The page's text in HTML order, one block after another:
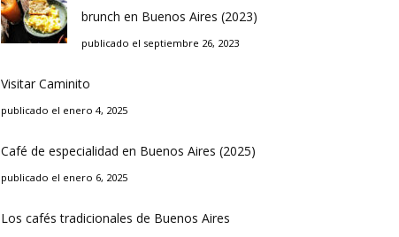
brunch en Buenos Aires (2023)
publicado el septiembre 26, 2023
Visitar Caminito
publicado el enero 4, 2025
Café de especialidad en Buenos Aires (2025)
publicado el enero 6, 2025
Los cafés tradicionales de Buenos Aires